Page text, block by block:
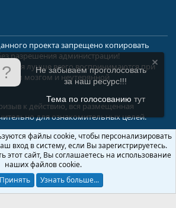
проекта запрещено копировать
разрешения администрации!
лучше всего воспринимаются при
мозгом и неутерянной
к действию, вся размещенная
для ознакомительных целей.
- подводная охота, дайвинг, туризм
Не забываем проголосовать
за наш ресурс!!!
Тема по голосованию тут
файлы cookie, чтобы персонализировать
вход в систему, если Вы зарегистрируетесь.
этот сайт, Вы соглашаетесь на использование
наших файлов cookie.
Принять
Узнать больше...